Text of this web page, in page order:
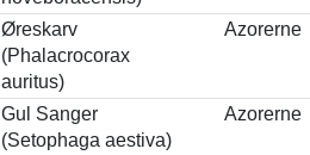
Øreskarv
(Phalacrocorax
auritus)
Azorerne
Gul Sanger
(Setophaga aestiva)
Azorerne